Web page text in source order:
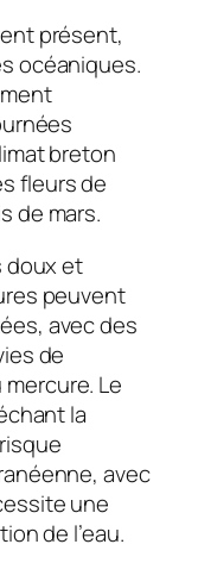
présent,
océaniques.
breton
fleurs de
de mars.
doux et
peuvent
avec des
de
Le
la
avec
une
de l’eau.